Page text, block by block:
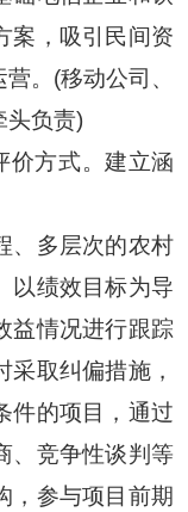
案，吸引民间资
。(移动公司、
头负责)
方式。建立涵
、多层次的农村
以绩效目标为导
益情况进行跟踪
取纠偏措施，
件的项目，通过
、竞争性谈判等
，参与项目前期